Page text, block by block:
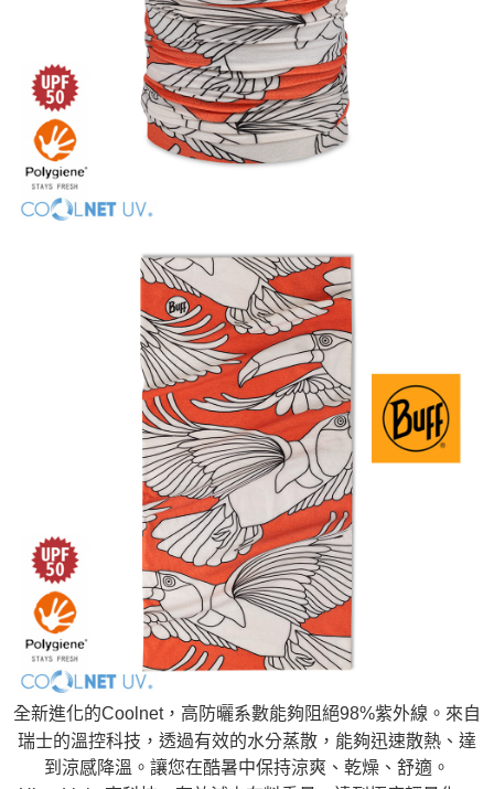
全新進化的Coolnet，高防曬系數能夠阻絕98%紫外線。來自
瑞士的溫控科技，透過有效的水分蒸散，能夠迅速散熱、達
到涼感降溫。讓您在酷暑中保持涼爽、乾燥、舒適。